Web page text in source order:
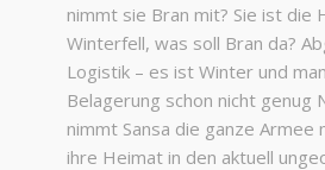
nimmt sie Bran mit? Sie ist die
Winterfell, was soll Bran da?
Logistik – es ist Winter und
Belagerung schon nicht genug
nimmt Sansa die ganze
ihre Heimat in den aktuell